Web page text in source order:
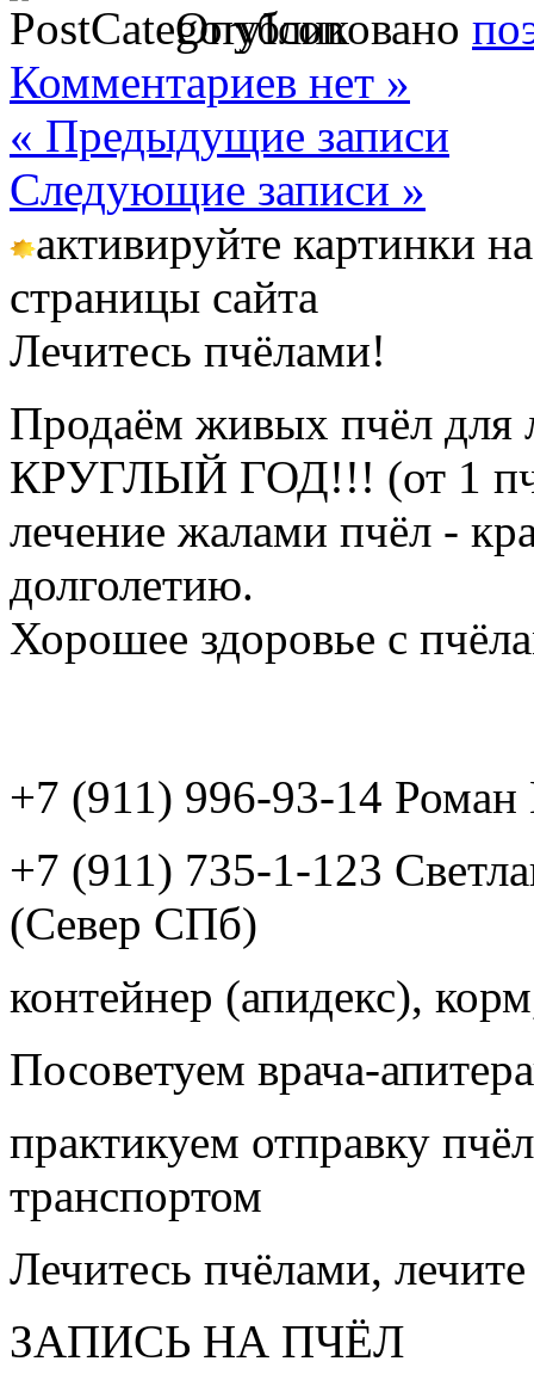
Опубликовано
Комментариев нет »
« Предыдущие записи
Следующие записи »
активируйте картинки
страницы сайта
Лечитесь пчёлами!
Продаём живых пчёл для
КРУГЛЫЙ ГОД!!! (от 1
лечение жалами пчёл -
долголетию.
Хорошее здоровье с
+7 (911) 996-93-14
+7 (911) 735-1-123
(Север СПб)
контейнер (апидекс),
Посоветуем врача-
практикуем отправку
транспортом
Лечитесь пчёлами,
ЗАПИСЬ НА ПЧЁЛ